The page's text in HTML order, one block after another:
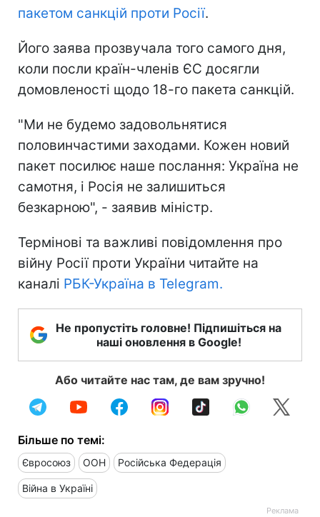
пакетом санкцій проти Росії.
Його заява прозвучала того самого дня,
коли посли країн-членів ЄС досягли
домовленості щодо 18-го пакета санкцій.
"Ми не будемо задовольнятися
половинчастими заходами. Кожен новий
пакет посилює наше послання: Україна не
самотня, і Росія не залишиться
безкарною", - заявив міністр.
Термінові та важливі повідомлення про
війну Росії проти України читайте на
каналі РБК-Україна в Telegram.
Не пропустіть головне! Підпишіться на
наші оновлення в Google!
Або читайте нас там, де вам зручно!
Більше по темі:
Євросоюз ООН Російська Федерація
Війна в Україні